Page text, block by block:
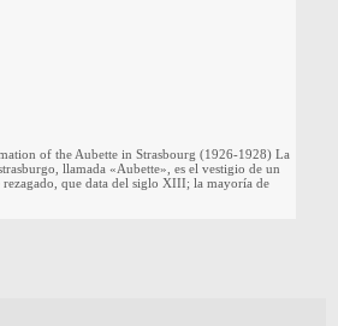
of the Aubette in Strasbourg (1926-1928) La
llamada «Aubette», es el vestigio de un
que data del siglo XIII; la mayoría de